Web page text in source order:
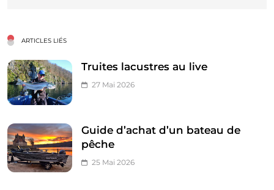
ARTICLES LIÉS
Truites lacustres au live
27 Mai 2026
Guide d’achat d’un bateau de
pêche
25 Mai 2026